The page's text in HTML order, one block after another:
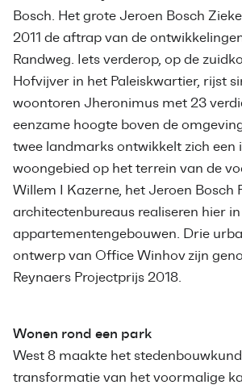
Bosch. Het grote Jeroen Bosch
2011 de aftrap van de
Randweg. Iets verderop, op de
Hofvijver in het Paleiskwartier, rijst
woontoren Jheronimus met 23
eenzame hoogte boven de
twee landmarks ontwikkelt zich een
woongebied op het terrein van de
Willem I Kazerne, het Jeroen Bosch
architectenbureaus realiseren hier
appartementengebouwen. Drie
ontwerp van Office Winhov zijn
Reynaers Projectprijs 2018.
Wonen rond een park
West 8 maakte het
transformatie van het voormalige